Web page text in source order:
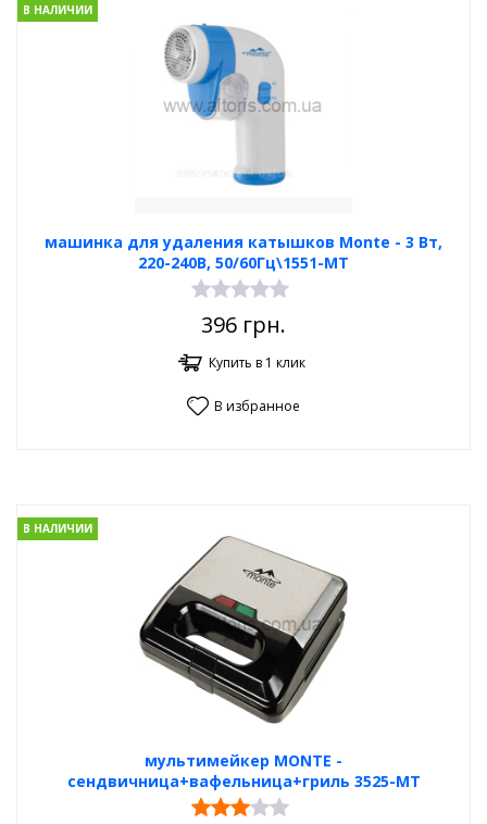
машинка для удаления катышков Monte - 3 Вт,
220-240В, 50/60Гц\1551-МТ
В НАЛИЧИИ
396 грн.
Купить в 1 клик
В избранное
мультимейкер MONTE -
сендвичница+вафельница+гриль 3525-MT
В НАЛИЧИИ